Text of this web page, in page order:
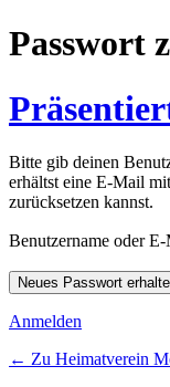
Passwort
Bitte gib deinen
erhältst eine E-Mail
zurücksetzen kannst.
Benutzername oder
Anmelden
← Zu Heimatverein